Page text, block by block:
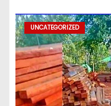
UNCATEGORIZED